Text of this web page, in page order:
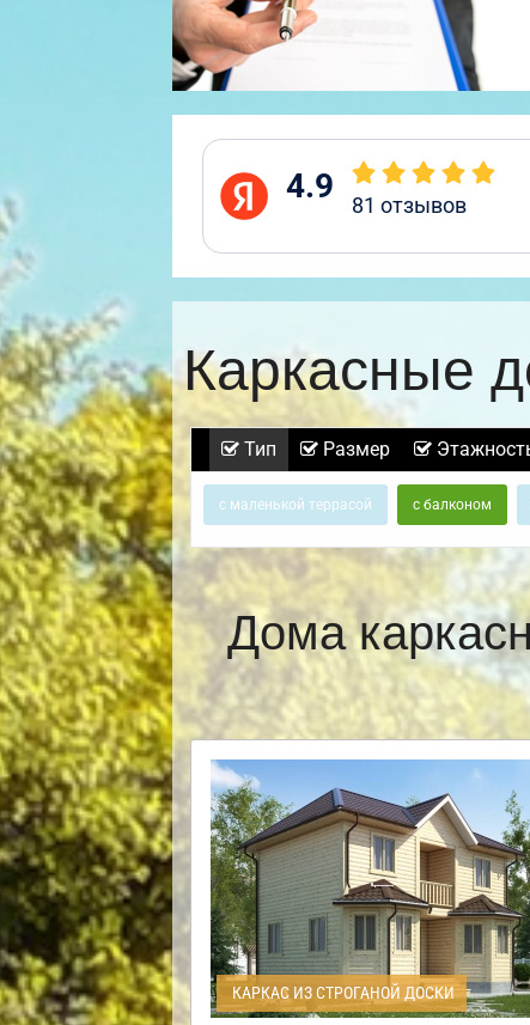
4.9 81 отзывов
Каркасные
Тип Размер
с маленькой террасой с балконом
Дома
КАРКАС ИЗ СТРОГАНОЙ ДОСКИ